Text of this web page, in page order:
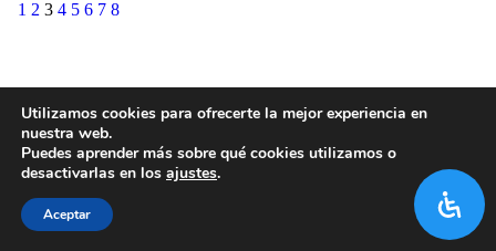
1 2 3 4 5 6 7 8
Utilizamos cookies para ofrecerte la mejor experiencia en
nuestra web.
Puedes aprender más sobre qué cookies utilizamos o
desactivarlas en los ajustes.
Aceptar